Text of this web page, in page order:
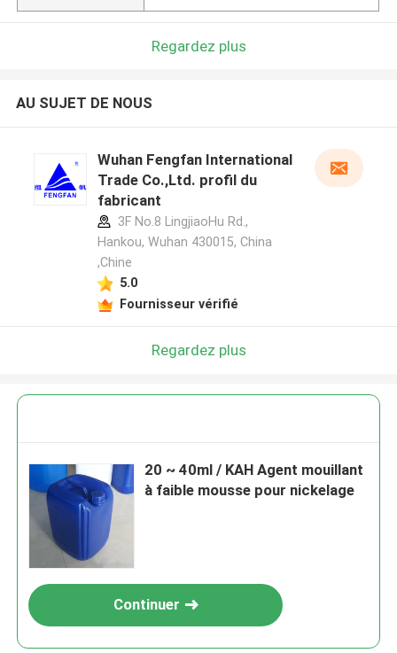
Regardez plus
AU SUJET DE NOUS
Wuhan Fengfan International
Trade Co.,Ltd. profil du
fabricant
3F No.8 LingjiaoHu Rd.,
Hankou, Wuhan 430015, China
,Chine
5.0
Fournisseur vérifié
Regardez plus
20 ~ 40ml / KAH Agent mouillant
à faible mousse pour nickelage
Continuer